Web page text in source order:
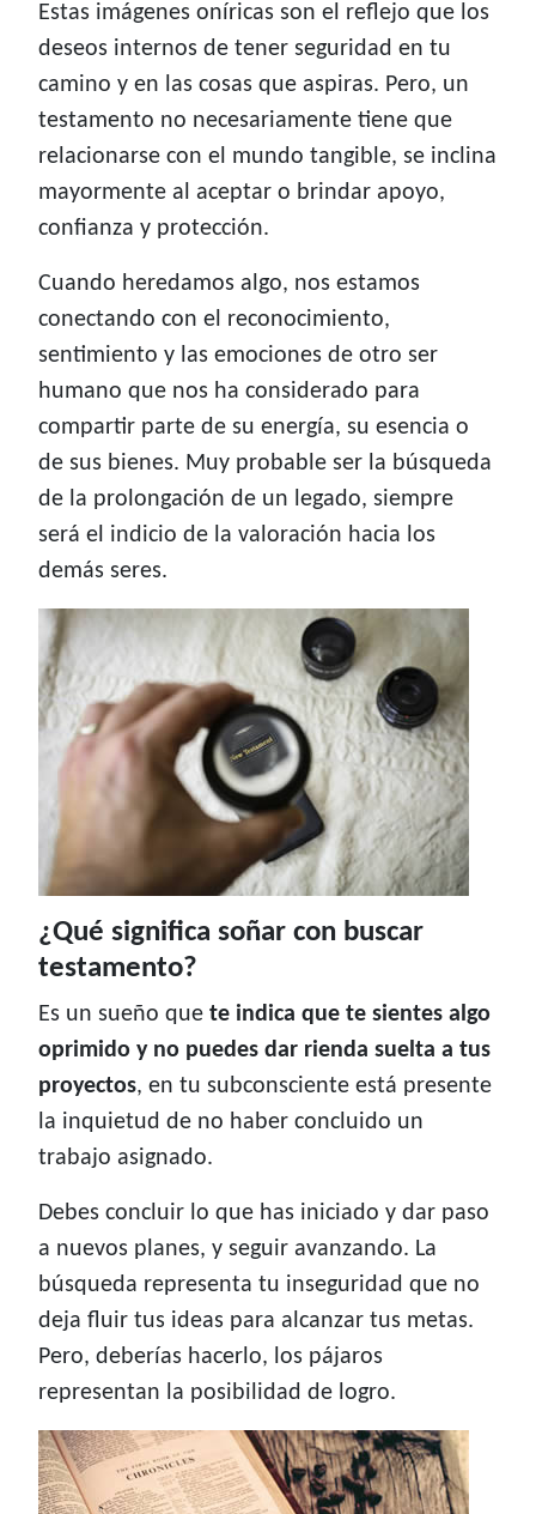
Estas imágenes oníricas son el reflejo que los
deseos internos de tener seguridad en tu
camino y en las cosas que aspiras. Pero, un
testamento no necesariamente tiene que
relacionarse con el mundo tangible, se inclina
mayormente al aceptar o brindar apoyo,
confianza y protección.
Cuando heredamos algo, nos estamos
conectando con el reconocimiento,
sentimiento y las emociones de otro ser
humano que nos ha considerado para
compartir parte de su energía, su esencia o
de sus bienes. Muy probable ser la búsqueda
de la prolongación de un legado, siempre
será el indicio de la valoración hacia los
demás seres.
¿Qué significa soñar con buscar
testamento?
Es un sueño que te indica que te sientes algo
oprimido y no puedes dar rienda suelta a tus
proyectos, en tu subconsciente está presente
la inquietud de no haber concluido un
trabajo asignado.
Debes concluir lo que has iniciado y dar paso
a nuevos planes, y seguir avanzando. La
búsqueda representa tu inseguridad que no
deja fluir tus ideas para alcanzar tus metas.
Pero, deberías hacerlo, los pájaros
representan la posibilidad de logro.